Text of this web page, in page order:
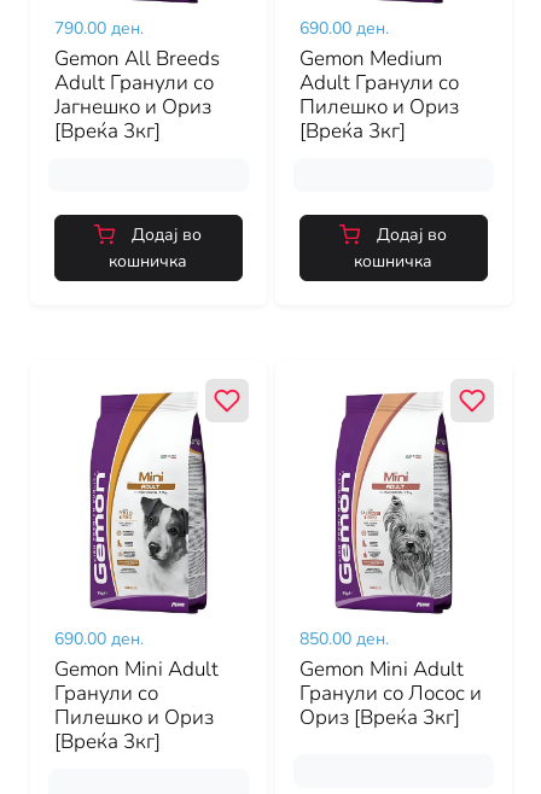
790.00 ден.
Gemon All Breeds
Adult Гранули со
Јагнешко и Ориз
[Вреќа 3кг]
Додај во
кошничка
690.00 ден.
Gemon Medium
Adult Гранули со
Пилешко и Ориз
[Вреќа 3кг]
Додај во
кошничка
690.00 ден.
Gemon Mini Adult
Гранули со
Пилешко и Ориз
[Вреќа 3кг]
850.00 ден.
Gemon Mini Adult
Гранули со Лосос и
Ориз [Вреќа 3кг]